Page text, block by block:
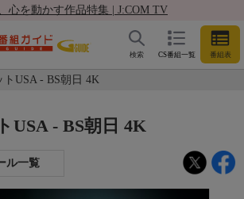
心を動かす作品特集 | J:COM TV
CS番組一覧 番組表
検索
USA - BS朝日 4K
USA - BS朝日 4K
ル一覧